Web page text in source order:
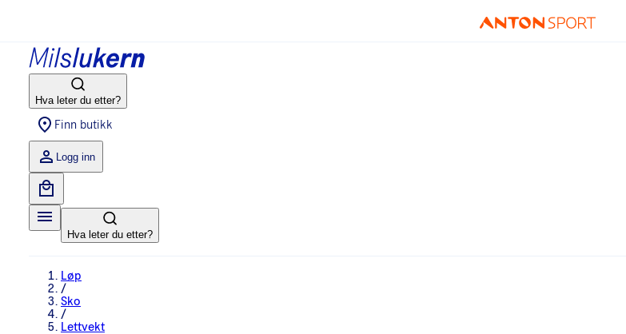
Hva leter du etter?
Finn butikk
Logg inn
Hva leter du etter?
Løp
/
Sko
/
Lettvekt